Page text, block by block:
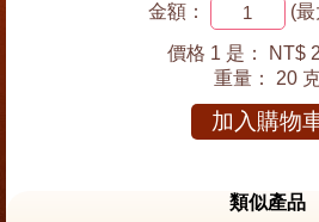
金額： (
價格 1 是：
NT$
重量： 20
加入購物
類似產品